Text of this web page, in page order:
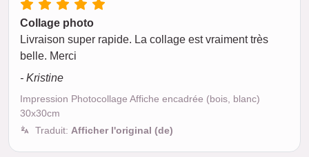
Collage photo
Livraison super rapide. La collage est vraiment très
belle. Merci
- Kristine
Impression Photocollage Affiche encadrée (bois, blanc)
30x30cm
Traduit: Afficher l'original (de)